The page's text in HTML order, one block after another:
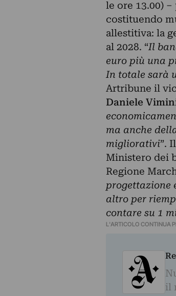
le ore 13.00)
costituendo
allestitiva: la
al 2028. “Il
euro più una
In totale sarà
Artribune il
Daniele
ma anche
migliorativi”.
Ministero dei
Regione
progettazione
altro per
contare su 1
L'ARTICOLO CONTINUA
il